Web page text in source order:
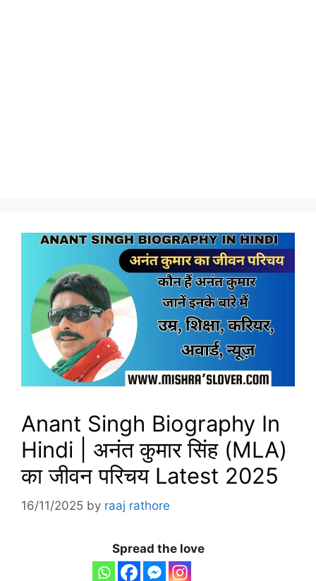
Anant Singh Biography In
Hindi | अनंत कुमार सिंह (MLA)
का जीवन परिचय Latest 2025
16/11/2025 by raaj rathore
Spread the love